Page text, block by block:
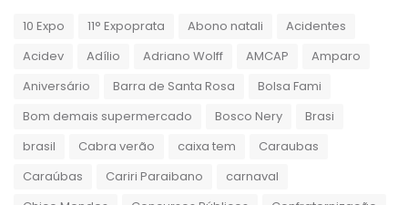
10 Expo 11° Expoprata Abono natali
Acidentes
Acidev
Adílio Adriano Wolff AMCAP
Amparo
Aniversário
Barra de Santa Rosa
Bolsa Fami
Bom demais supermercado
Bosco Nery
Brasi
brasil
Cabra verão caixa tem
Caraubas
Caraúbas
Cariri Paraibano
carnaval